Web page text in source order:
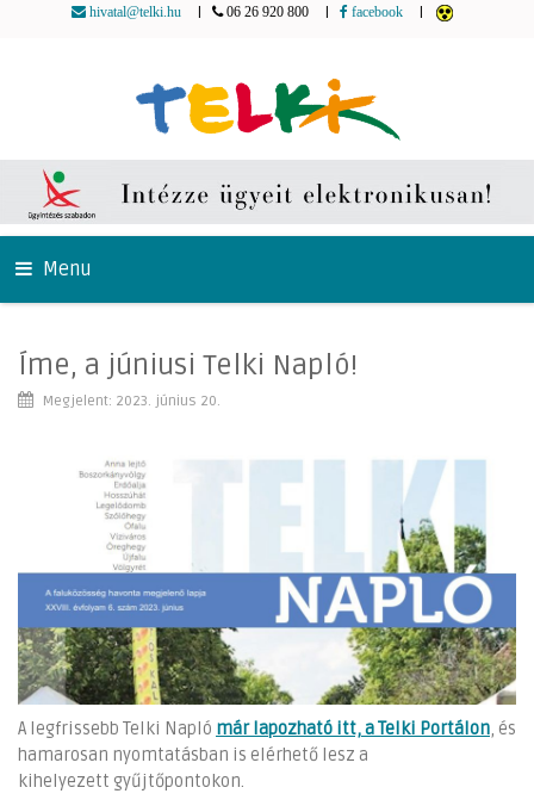
hivatal@telki.hu 06 26 920 800 facebook
Menu
Íme, a júniusi Telki Napló!
Megjelent: 2023. június 20.
A legfrissebb Telki Napló már lapozható itt, a Telki Portálon, és
hamarosan nyomtatásban is elérhető lesz a
kihelyezett gyűjtőpontokon.